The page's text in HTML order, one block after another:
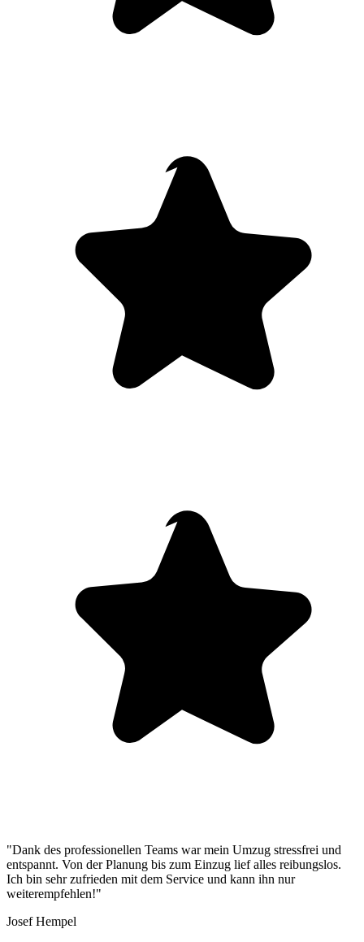
"Dank des professionellen Teams war mein Umzug stressfrei und
entspannt. Von der Planung bis zum Einzug lief alles reibungslos.
Ich bin sehr zufrieden mit dem Service und kann ihn nur
weiterempfehlen!"
Josef Hempel